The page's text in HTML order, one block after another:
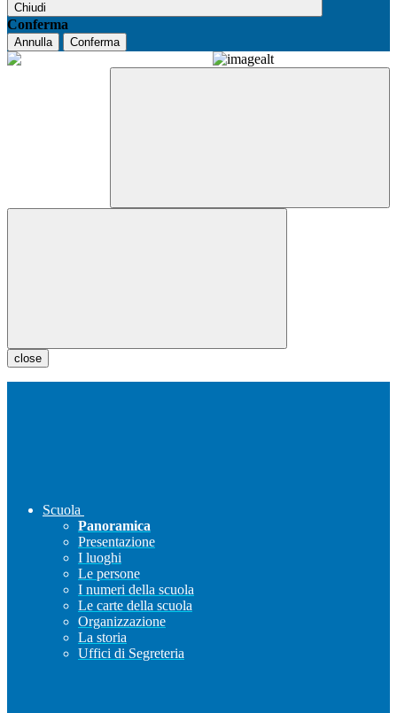
Chiudi
Conferma
Annulla Conferma
close
Scuola
Panoramica
Presentazione
I luoghi
Le persone
I numeri della scuola
Le carte della scuola
Organizzazione
La storia
Uffici di Segreteria